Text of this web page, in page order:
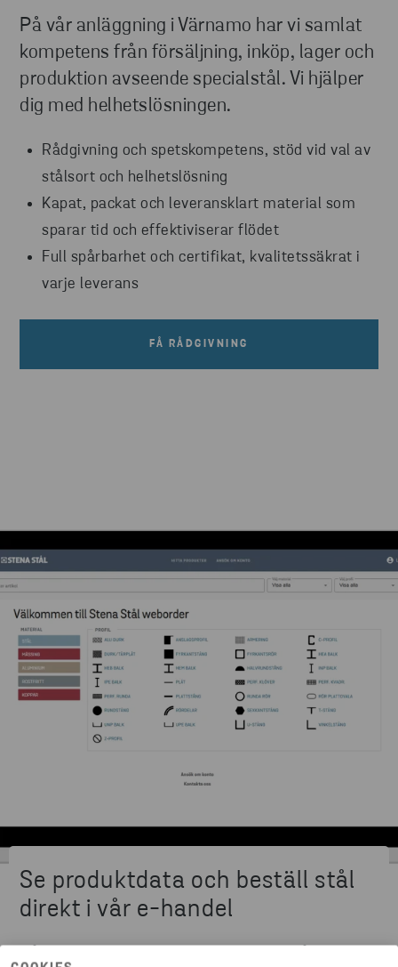
På vår anläggning i Värnamo har vi samlat
kompetens från försäljning, inköp, lager och
produktion avseende specialstål. Vi hjälper
dig med helhetslösningen.
Rådgivning och spetskompetens, stöd vid val av
stålsort och helhetslösning
Kapat, packat och leveransklart material som
sparar tid och effektiviserar flödet
Full spårbarhet och certifikat, kvalitetssäkrat i
varje leverans
FÅ RÅDGIVNING
Se produktdata och beställ stål
direkt i vår e-handel